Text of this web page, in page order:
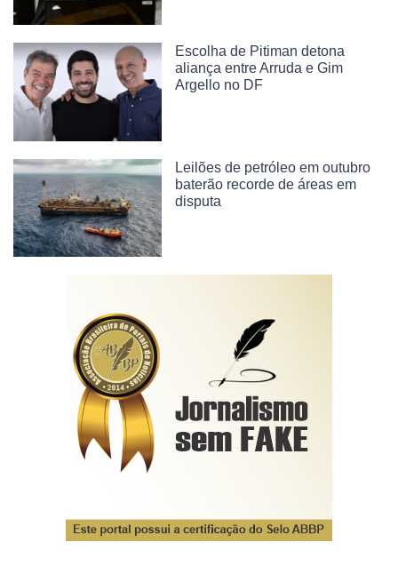
Escolha de Pitiman detona
aliança entre Arruda e Gim
Argello no DF
Leilões de petróleo em outubro
baterão recorde de áreas em
disputa